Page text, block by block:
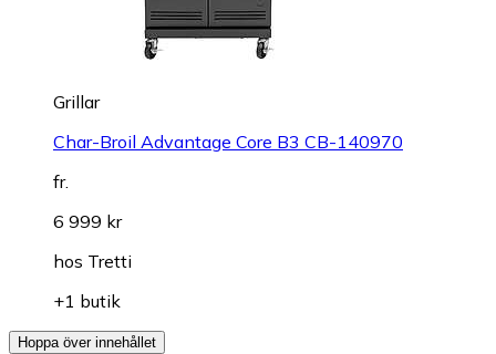
Grillar
Char-Broil Advantage Core B3 CB-140970
fr.
6 999 kr
hos Tretti
+1 butik
Hoppa över innehållet